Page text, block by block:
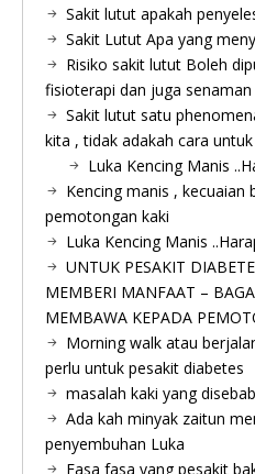
Sakit lutut apakah
Sakit Lutut Apa yang
Risiko sakit lutut Boleh
fisioterapi dan juga senaman
Sakit lutut satu
kita , tidak adakah cara
Luka Kencing Manis
Kencing manis , kecuaian
pemotongan kaki
Luka Kencing Manis
UNTUK PESAKIT
MEMBERI MANFAAT –
MEMBAWA KEPADA
Morning walk atau
perlu untuk pesakit diabetes
masalah kaki yang
Ada kah minyak zaitun
penyembuhan Luka
Fasa fasa yang pesakit